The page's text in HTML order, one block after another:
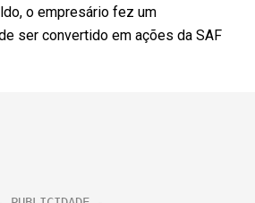
o empresário fez um
ser convertido em ações da SAF